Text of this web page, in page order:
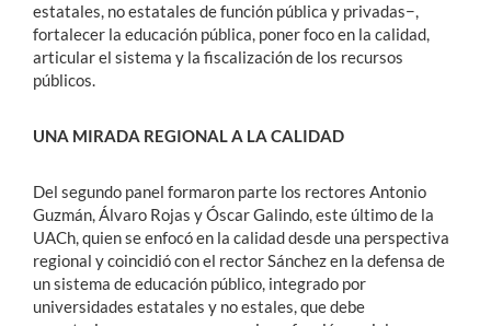
estatales, no estatales de función pública y privadas−,
fortalecer la educación pública, poner foco en la calidad,
articular el sistema y la fiscalización de los recursos
públicos.
UNA MIRADA REGIONAL A LA CALIDAD
Del segundo panel formaron parte los rectores Antonio
Guzmán, Álvaro Rojas y Óscar Galindo, este último de la
UACh, quien se enfocó en la calidad desde una perspectiva
regional y coincidió con el rector Sánchez en la defensa de
un sistema de educación público, integrado por
universidades estatales y no estales, que debe